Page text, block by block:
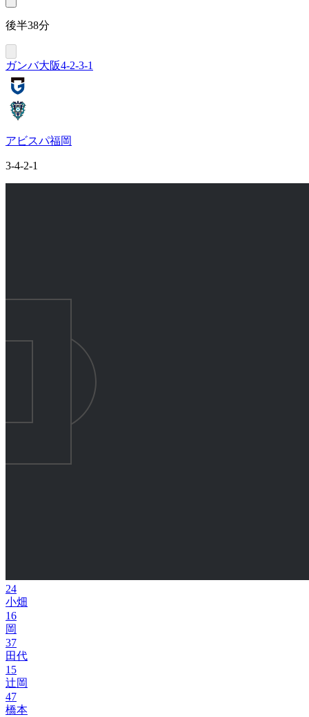
後半38分
ガンバ大阪4-2-3-1
アビスパ福岡
3-4-2-1
24
小畑
16
岡
37
田代
15
辻岡
47
橋本